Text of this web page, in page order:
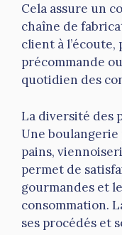
Cela assure un
chaîne de
client à
précommande
quotidien des
La diversité des
Une
pains,
permet de
gourmandes et
consommation.
ses procédés et